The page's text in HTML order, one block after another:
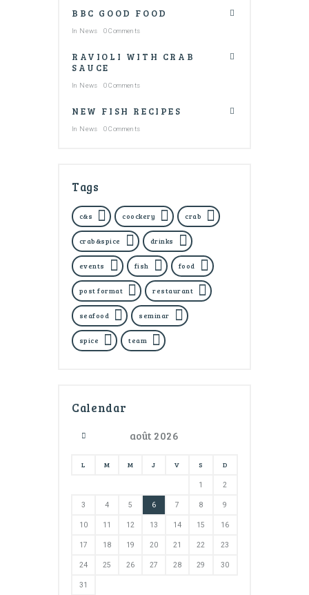
BBC GOOD FOOD
In News 0 Comments
RAVIOLI WITH CRAB
SAUCE
In News 0 Comments
NEW FISH RECIPES
In News 0 Comments
Tags
c&s coockery crab
crab&spice drinks
events fish food
post format restaurant
seafood seminar
spice team
Calendar
août 2026
L M M J V S D
1 2
3 4 5 6 7 8 9
10 11 12 13 14 15 16
17 18 19 20 21 22 23
24 25 26 27 28 29 30
31